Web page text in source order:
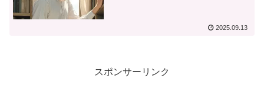
2025.09.13
スポンサーリンク